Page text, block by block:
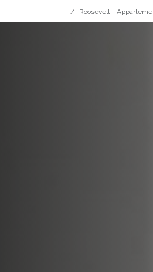
Roosevelt -